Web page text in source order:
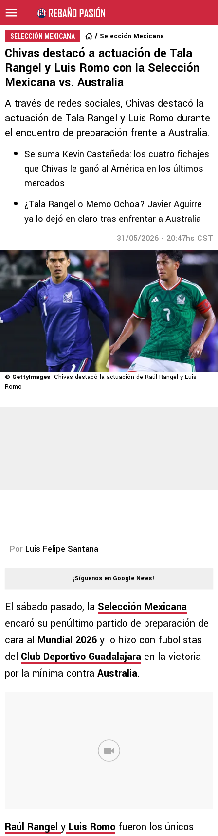
SELECCIÓN MEXICANA Selección Mexicana
Chivas destacó a actuación de Tala
Rangel y Luis Romo con la Selección
Mexicana vs. Australia
A través de redes sociales, Chivas destacó la
actuación de Tala Rangel y Luis Romo durante
el encuentro de preparación frente a Australia.
Se suma Kevin Castañeda: los cuatro fichajes
que Chivas le ganó al América en los últimos
mercados
¿Tala Rangel o Memo Ochoa? Javier Aguirre
ya lo dejó en claro tras enfrentar a Australia
31/05/2026 - 20:47hs CST
© GettyImages Chivas destacó la actuación de Raúl Rangel y Luis
Romo
Por Luis Felipe Santana
¡Síguenos en Google News!
El sábado pasado, la Selección Mexicana
encaró su penúltimo partido de preparación de
cara al Mundial 2026 y lo hizo con fubolistas
del Club Deportivo Guadalajara en la victoria
por la mínima contra Australia.
Raúl Rangel y Luis Romo fueron los únicos